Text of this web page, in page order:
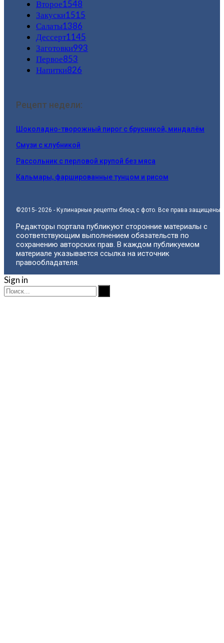
Второе1548
Закуски1515
Салаты1386
Дессерт1145
Заготовки993
Первое853
Напитки826
Рецепт недели:
Шоколадно-творожный пирог с брусникой, миндалём
Смузи с клубникой
Рассольник с перловой крупой без мяса
Кальмары, фаршированные тунцом и рисом
©2015- 2026 - Кулинарные рецепты блюд с фото. Все права защищены.
Редакторы портала публикуют сторонние материалы с
соответствующим выполнением обязательств по
сохранению авторских прав. В каждом публикуемом
материале указывается ссылка на источник
правообладателя.
Sign in